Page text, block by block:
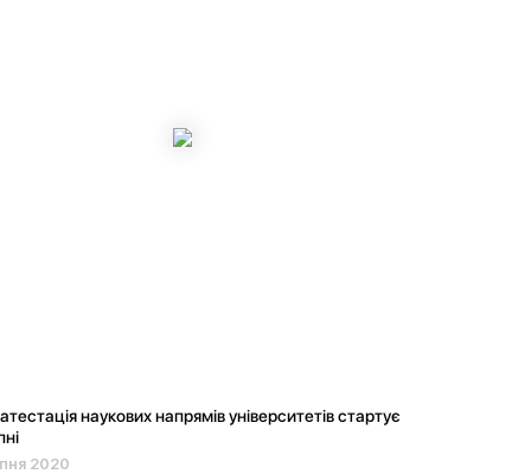
наукових напрямів університетів стартує
2020